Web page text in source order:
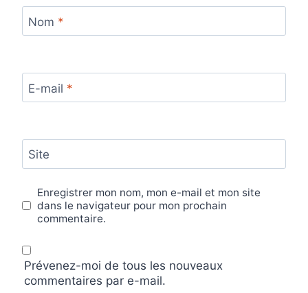
Nom *
E-mail *
Site
Enregistrer mon nom, mon e-mail et mon site
dans le navigateur pour mon prochain
commentaire.
Prévenez-moi de tous les nouveaux
commentaires par e-mail.